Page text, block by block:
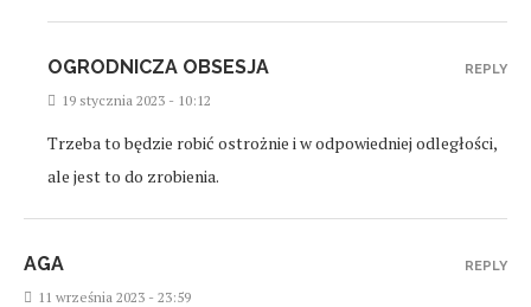
OGRODNICZA OBSESJA
19 stycznia 2023 - 10:12
Trzeba to będzie robić ostrożnie i w odpowiedniej odległości,
ale jest to do zrobienia.
REPLY
AGA
11 września 2023 - 23:59
REPLY